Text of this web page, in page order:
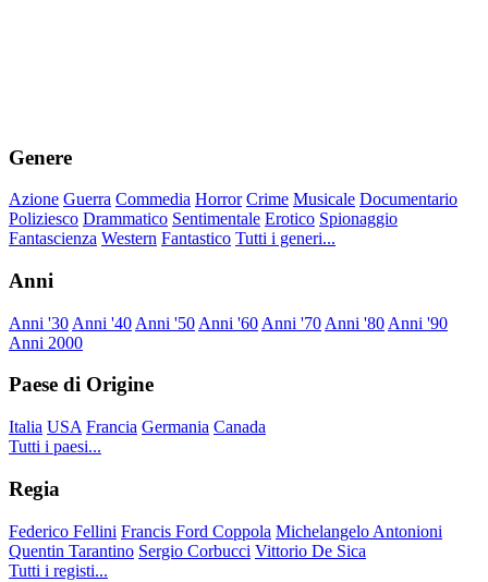
Genere
Azione Guerra Commedia Horror Crime Musicale Documentario
Poliziesco Drammatico Sentimentale Erotico Spionaggio
Fantascienza Western Fantastico Tutti i generi...
Anni
Anni '30 Anni '40 Anni '50 Anni '60 Anni '70 Anni '80 Anni '90
Anni 2000
Paese di Origine
Italia USA Francia Germania Canada
Tutti i paesi...
Regia
Federico Fellini Francis Ford Coppola Michelangelo Antonioni
Quentin Tarantino Sergio Corbucci Vittorio De Sica
Tutti i registi...